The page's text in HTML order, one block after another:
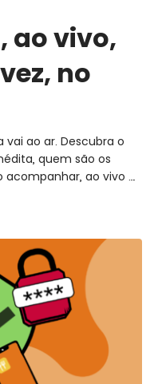
ao vivo,
no
vai ao ar. Descubra o
quem são os
ao vivo e